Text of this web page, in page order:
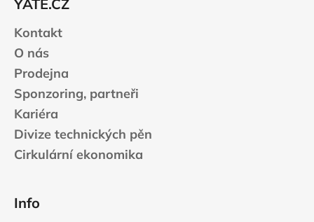
YATE.CZ
Kontakt
O nás
Prodejna
Sponzoring, partneři
Kariéra
Divize technických pěn
Cirkulární ekonomika
Info